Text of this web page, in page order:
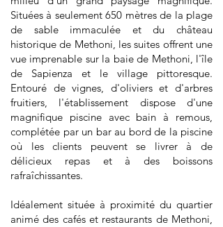
Situées à seulement 650 mètres de la plage
de sable immaculée et du château
historique de Methoni, les suites offrent une
vue imprenable sur la baie de Methoni, l'île
de Sapienza et le village pittoresque.
Entouré de vignes, d'oliviers et d'arbres
fruitiers, l'établissement dispose d'une
magnifique piscine avec bain à remous,
complétée par un bar au bord de la piscine
où les clients peuvent se livrer à de
délicieux repas et à des boissons
rafraîchissantes.
Idéalement située à proximité du quartier
animé des cafés et restaurants de Methoni,